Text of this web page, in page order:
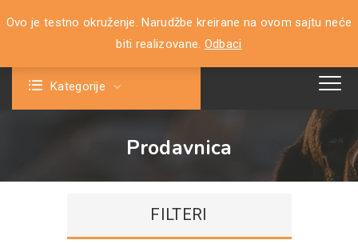
Ovo je testno okruženje. Narudžbe kreirane na ovom sajtu neće
biti realizovane. Odbaci
0
Kategorije
Prodavnica
FILTERI